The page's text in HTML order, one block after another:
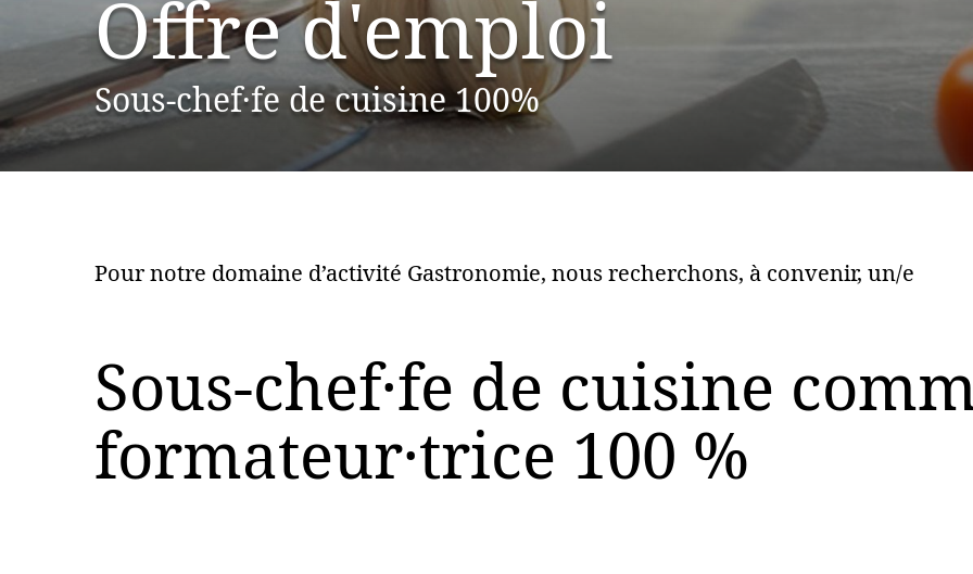
Offre d'emploi
Sous-chef·fe de cuisine 100%
Pour notre domaine d’activité Gastronomie, nous recherchons, à convenir, un/e
Sous-chef·fe de cuisine
formateur·trice 100 %